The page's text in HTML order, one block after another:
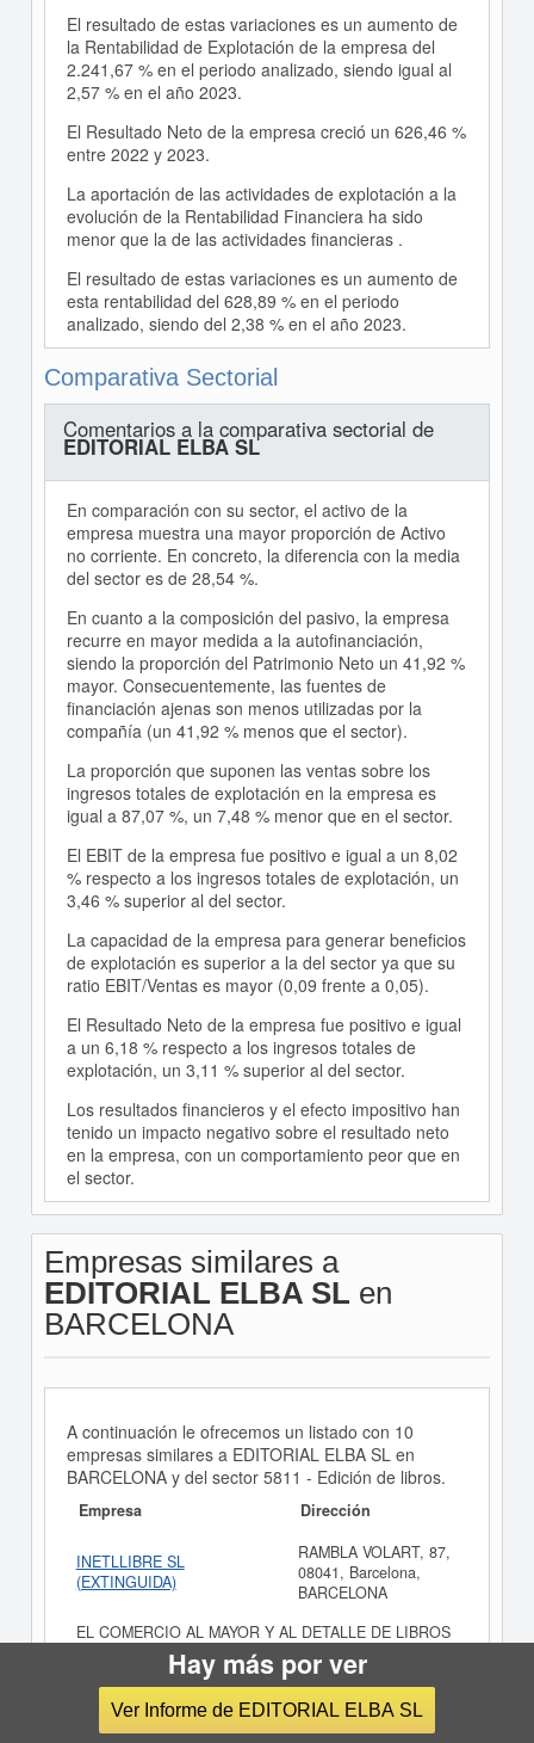
El resultado de estas variaciones es un aumento de
la Rentabilidad de Explotación de la empresa del
2.241,67 % en el periodo analizado, siendo igual al
2,57 % en el año 2023.
El Resultado Neto de la empresa creció un 626,46 %
entre 2022 y 2023.
La aportación de las actividades de explotación a la
evolución de la Rentabilidad Financiera ha sido
menor que la de las actividades financieras .
El resultado de estas variaciones es un aumento de
esta rentabilidad del 628,89 % en el periodo
analizado, siendo del 2,38 % en el año 2023.
Comparativa Sectorial
Comentarios a la comparativa sectorial de
EDITORIAL ELBA SL
En comparación con su sector, el activo de la
empresa muestra una mayor proporción de Activo
no corriente. En concreto, la diferencia con la media
del sector es de 28,54 %.
En cuanto a la composición del pasivo, la empresa
recurre en mayor medida a la autofinanciación,
siendo la proporción del Patrimonio Neto un 41,92 %
mayor. Consecuentemente, las fuentes de
financiación ajenas son menos utilizadas por la
compañía (un 41,92 % menos que el sector).
La proporción que suponen las ventas sobre los
ingresos totales de explotación en la empresa es
igual a 87,07 %, un 7,48 % menor que en el sector.
El EBIT de la empresa fue positivo e igual a un 8,02
% respecto a los ingresos totales de explotación, un
3,46 % superior al del sector.
La capacidad de la empresa para generar beneficios
de explotación es superior a la del sector ya que su
ratio EBIT/Ventas es mayor (0,09 frente a 0,05).
El Resultado Neto de la empresa fue positivo e igual
a un 6,18 % respecto a los ingresos totales de
explotación, un 3,11 % superior al del sector.
Los resultados financieros y el efecto impositivo han
tenido un impacto negativo sobre el resultado neto
en la empresa, con un comportamiento peor que en
el sector.
Empresas similares a
EDITORIAL ELBA SL en
BARCELONA
A continuación le ofrecemos un listado con 10
empresas similares a EDITORIAL ELBA SL en
BARCELONA y del sector 5811 - Edición de libros.
Empresa Dirección
INETLLIBRE SL
(EXTINGUIDA)
RAMBLA VOLART, 87,
08041, Barcelona,
BARCELONA
EL COMERCIO AL MAYOR Y AL DETALLE DE LIBROS
ANTIGUOS Y VIEJOS, REVISTAS DE EDICION, LA
EDICION DE LIBROS Y CATALOGOS Y
ORGANIZACION DE FERIAS, EXPOSICIONES Y
MUESTRAS RELACIONADAS CON EL MUNDO DEL
LIBRO.
Hay más por ver
Ver Informe de EDITORIAL ELBA SL